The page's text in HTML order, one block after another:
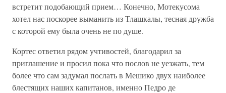
встретит подобающий прием… Конечно, Мотекусома
хотел нас поскорее выманить из Тлашкалы, тесная дружба
с которой ему была очень не по душе.
Кортес ответил рядом учтивостей, благодарил за
приглашение и просил пока что послов не уезжать, тем
более что сам задумал послать в Мешико двух наиболее
блестящих наших капитанов, именно Педро де